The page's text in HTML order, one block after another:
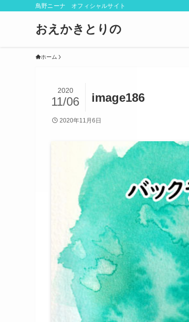
鳥野ニーナ オフィシャルサイト
おえかきとりの
ホーム
image186
2020
11/06
2020年11月6日